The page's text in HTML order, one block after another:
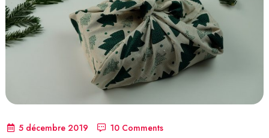
5 décembre 2019 10 Comments